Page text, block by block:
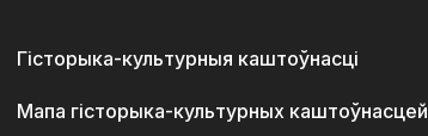
Гісторыка-культурныя каштоўнасці
Мапа гісторыка-культурных каштоўнасцей